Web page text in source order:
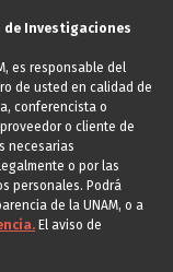
Investigaciones
es responsable del
de usted en calidad de
conferencista o
o cliente de
necesarias
o por las
personales. Podrá
de la UNAM, o a
El aviso de